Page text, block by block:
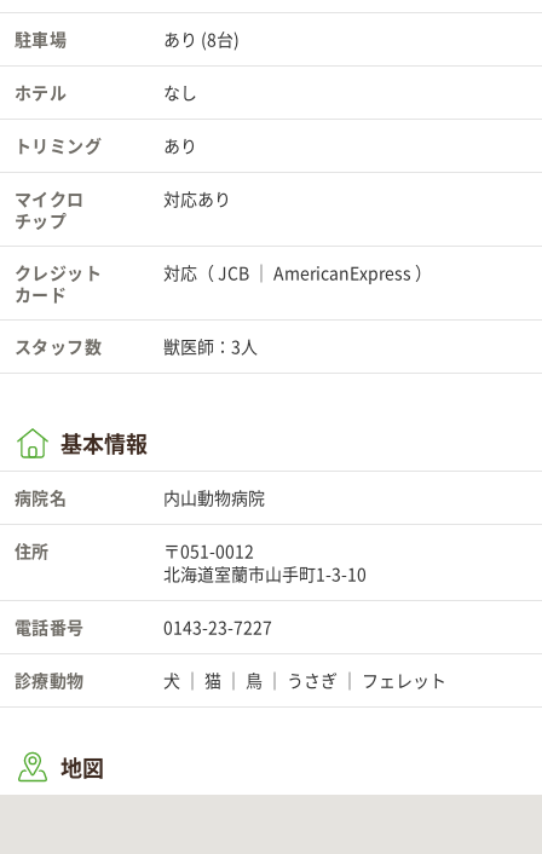
駐車場 あり (8台)
ホテル なし
トリミング あり
マイクロ
チップ
対応あり
クレジット
カード
対応（JCB AmericanExpress ）
スタッフ数 獣医師：3人
基本情報
病院名 内山動物病院
住所
〒051-0012
北海道室蘭市山手町1-3-10
電話番号 0143-23-7227
診療動物 犬 猫 鳥 うさぎ フェレット
地図